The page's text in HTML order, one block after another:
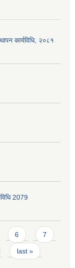
कार्यविधि, २०८१
2079
6 7
last »